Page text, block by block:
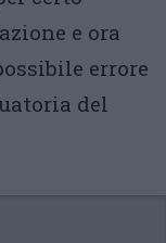
e ora
errore
del